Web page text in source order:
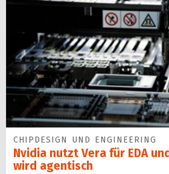
CHIPDESIGN UND ENGINEERING
Nvidia nutzt Vera für EDA
wird agentisch